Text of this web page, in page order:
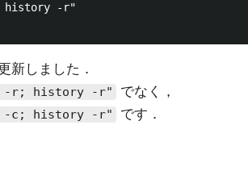
history -r"
新しました．
-r; history -r" でなく，
-c; history -r" です．